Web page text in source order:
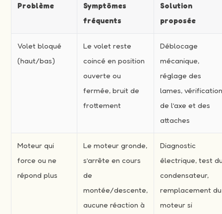
Problème
Symptômes
fréquents
Solution
proposée
Volet bloqué
(haut/bas)
Le volet reste
coincé en position
ouverte ou
fermée, bruit de
frottement
Déblocage
mécanique,
réglage des
lames,
de l’axe et des
attaches
Moteur qui
force ou ne
répond plus
Le moteur gronde,
s’arrête en cours
de
montée/descente,
aucune réaction à
Diagnostic
électrique, test
condensateur,
remplacement du
moteur si